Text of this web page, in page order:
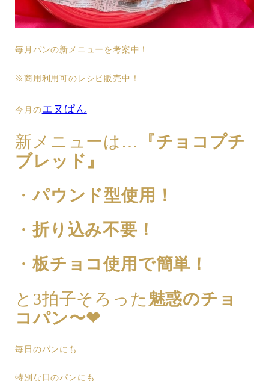
毎月パンの新メニューを考案中！
※商用利用可のレシピ販売中！
今月のエヌぱん
新メニューは…
『チョコプチ
ブレッド』
・パウンド型使用！
・折り込み不要！
・板チョコ使用で簡単！
と3拍子そろった 魅惑のチョ
コパン〜❤︎
毎日のパンにも
特別な日のパンにも